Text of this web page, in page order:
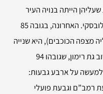
הייתה בנויה העיר
כשהוכרזה: גבעת בורוכוב וגבעת קוזלובסקי. האחרונה, בגובה 85
מצפה הכוכבים), היא שנייה
בגובהה בגוש דן רק לתל בתחום היישוב גת רימון, שגובהו 94
משתרעת למעשה על ארבע גבעות:
רמב”ם וגבעת פועלי